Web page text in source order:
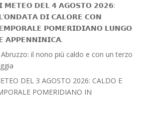
𝗠𝗘𝗧𝗘𝗢 𝗗𝗘𝗟 𝟰 𝗔𝗚𝗢𝗦𝗧𝗢 𝟮𝟬𝟮𝟲:
𝗗𝗜 𝗖𝗔𝗟𝗢𝗥𝗘 𝗖𝗢𝗡
𝗣𝗢𝗠𝗘𝗥𝗜𝗗𝗜𝗔𝗡𝗢 𝗟𝗨𝗡𝗚𝗢
𝗔𝗣𝗣𝗘𝗡𝗡𝗜𝗡𝗜𝗖𝗔.
il nono più caldo e con un terzo
DEL 3 AGOSTO 2026: CALDO E
POMERIDIANO IN